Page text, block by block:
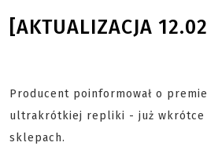
[AKTUALIZACJA
Producent poinformował o
ultrakrótkiej repliki - już wkrótce
sklepach.